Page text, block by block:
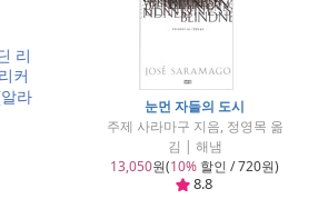
리
커
라
눈먼 자들의 도시
주제 사라마구 지음, 정영목 옮
김 | 해냄
13,050원(10% 할인 / 720원)
8.8